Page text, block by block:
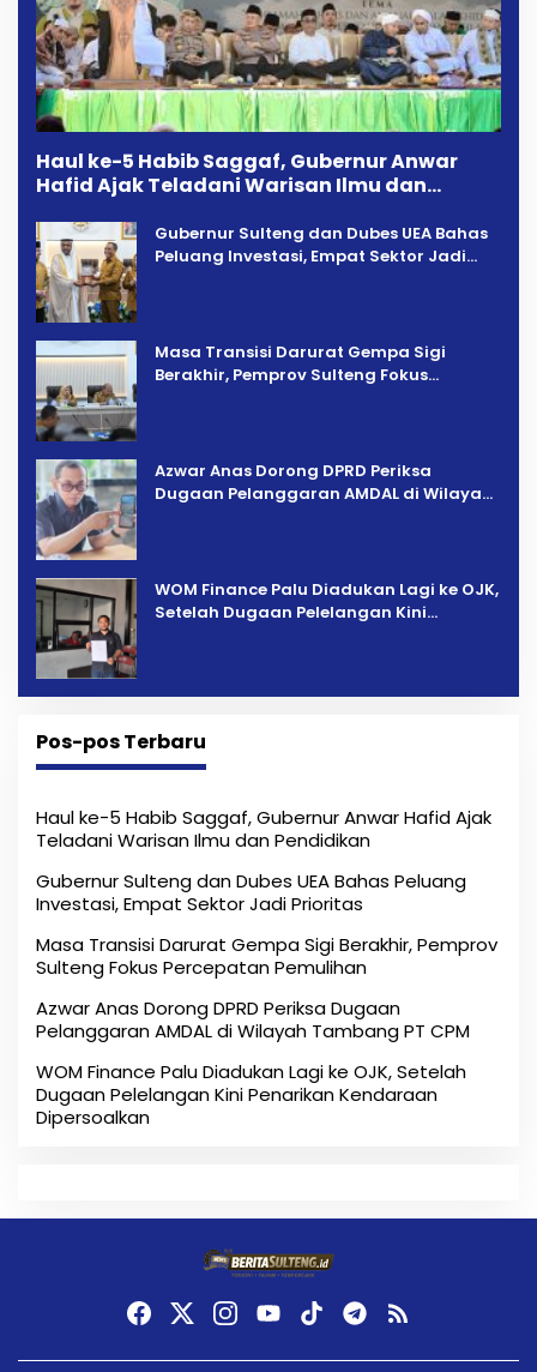
Haul ke-5 Habib Saggaf, Gubernur Anwar
Hafid Ajak Teladani Warisan Ilmu dan
Gubernur Sulteng dan Dubes UEA Bahas
Peluang Investasi, Empat Sektor Jadi
Masa Transisi Darurat Gempa Sigi
Berakhir, Pemprov Sulteng Fokus
Azwar Anas Dorong DPRD Periksa
Dugaan Pelanggaran AMDAL di Wilayah
‎WOM Finance Palu Diadukan Lagi ke OJK,
Setelah Dugaan Pelelangan Kini
Pos-pos Terbaru
Haul ke-5 Habib Saggaf, Gubernur Anwar Hafid Ajak
Teladani Warisan Ilmu dan Pendidikan
Gubernur Sulteng dan Dubes UEA Bahas Peluang
Investasi, Empat Sektor Jadi Prioritas
Masa Transisi Darurat Gempa Sigi Berakhir, Pemprov
Sulteng Fokus Percepatan Pemulihan
Azwar Anas Dorong DPRD Periksa Dugaan
Pelanggaran AMDAL di Wilayah Tambang PT CPM
‎WOM Finance Palu Diadukan Lagi ke OJK, Setelah
Dugaan Pelelangan Kini Penarikan Kendaraan
Dipersoalkan ‎